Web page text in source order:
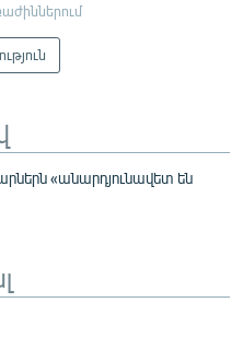
«անարդյունավետ են